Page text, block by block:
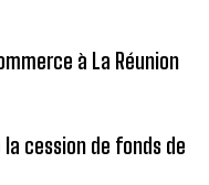
à La Réunion
la cession de fonds de